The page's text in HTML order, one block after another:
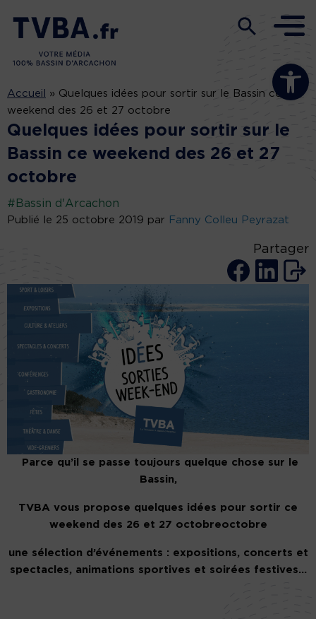
Ouvrir la
Accueil » Quelques idées pour sortir sur le Bassin ce
weekend des 26 et 27 octobre
Quelques idées pour sortir sur le
Bassin ce weekend des 26 et 27
octobre
#Bassin d'Arcachon
Publié le 25 octobre 2019 par Fanny Colleu Peyrazat
Partager
Parce qu’il se passe toujours quelque chose sur le
Bassin,
TVBA vous propose quelques idées pour sortir ce
weekend des 26 et 27 octobreoctobre
une sélection d’événements : expositions, concerts et
spectacles, animations sportives et soirées festives…